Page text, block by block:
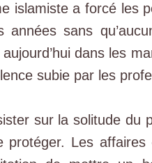
islamiste a forcé les
sans
dans les
subie par les
sur la solitude du
Les affaires